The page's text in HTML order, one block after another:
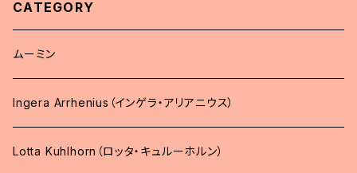
CATEGORY
ムーミン
Ingera Arrhenius（インゲラ・アリアニウス）
Lotta Kuhlhorn（ロッタ・キュルーホルン）